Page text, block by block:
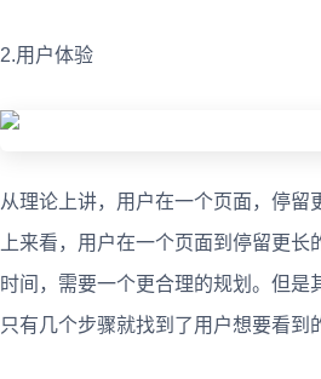
2.用户体验
从理论上讲，用户在一个页面，停
上来看，用户在一个页面到停留更
时间，需要一个更合理的规划。但
只有几个步骤就找到了用户想要看到